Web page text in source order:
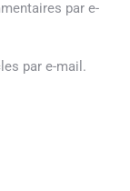
par e-
par e-mail.